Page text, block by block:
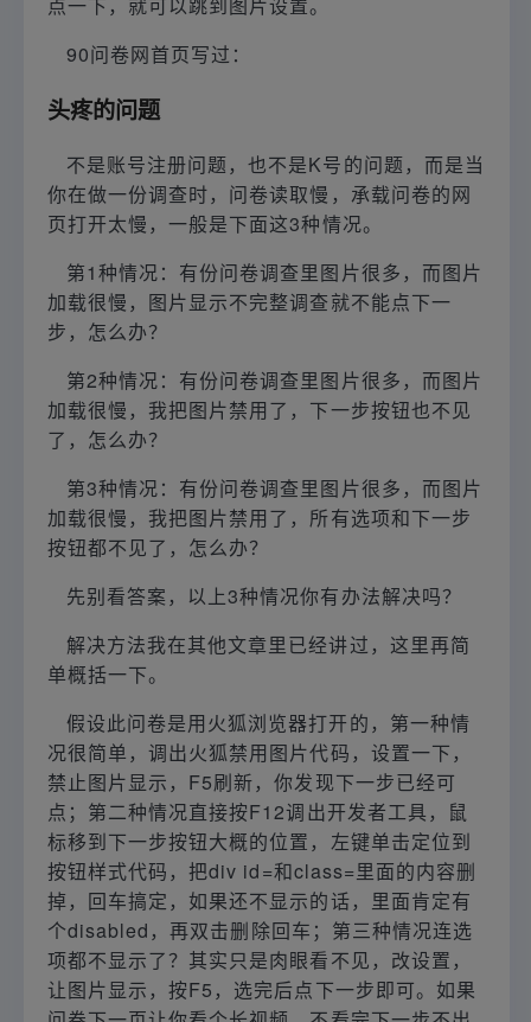
90问卷网首页写过：
头疼的问题
不是账号注册问题，也不是K号的问题，而是当
你在做一份调查时，问卷读取慢，承载问卷的网
页打开太慢，一般是下面这3种情况。
第1种情况：有份问卷调查里图片很多，而图片
加载很慢，图片显示不完整调查就不能点下一
步，怎么办？
第2种情况：有份问卷调查里图片很多，而图片
加载很慢，我把图片禁用了，下一步按钮也不见
了，怎么办？
第3种情况：有份问卷调查里图片很多，而图片
加载很慢，我把图片禁用了，所有选项和下一步
按钮都不见了，怎么办？
先别看答案，以上3种情况你有办法解决吗？
解决方法我在其他文章里已经讲过，这里再简
单概括一下。
假设此问卷是用火狐浏览器打开的，第一种情
况很简单，调出火狐禁用图片代码，设置一下，
禁止图片显示，F5刷新，你发现下一步已经可
点；第二种情况直接按F12调出开发者工具，鼠
标移到下一步按钮大概的位置，左键单击定位到
按钮样式代码，把div id=和class=里面的内容删
掉，回车搞定，如果还不显示的话，里面肯定有
个disabled，再双击删除回车；第三种情况连选
项都不显示了？其实只是肉眼看不见，改设置，
让图片显示，按F5，选完后点下一步即可。如果